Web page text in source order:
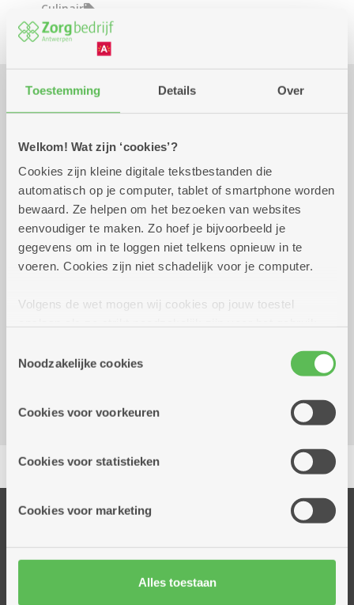
Toestemming Details Over
Welkom! Wat zijn ‘cookies’?
Cookies zijn kleine digitale tekstbestanden die
automatisch op je computer, tablet of smartphone worden
bewaard. Ze helpen om het bezoeken van websites
eenvoudiger te maken. Zo hoef je bijvoorbeeld je
gegevens om in te loggen niet telkens opnieuw in te
voeren. Cookies zijn niet schadelijk voor je computer.
Volgens de wet mogen wij cookies op jouw toestel
cookies hebben we jouw toestemming nodig. Sommige
cookies worden geplaatst door derde partijen die een
informatie over jouw (geanonimiseerd) gebruik van onze
partners kunnen deze gegevens combineren met andere
Noodzakelijke cookies
Cookies voor voorkeuren
Cookies voor statistieken
Cookies voor marketing
Alles toestaan
Culinair
Praktisch
donderdag 3 september
2026
17.00 uur tot 20.00
uur
20 euro,
keuze uit vlees of vis.
Inschrijven kan tot 27/08/26.
Facebook event
Dienstencentrum Kerkeveld
Delen
Onze diensten
Dienstencentra
Assistentiewoningen